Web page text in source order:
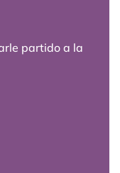
partido a la